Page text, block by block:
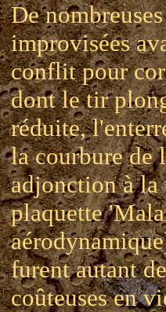
De
improvisées
conflit pour
dont le tir
réduite,
la courbure de
adjonction à la
plaquette
furent autant
coûteuses en